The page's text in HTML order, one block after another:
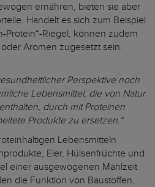
ernähren, bieten sie aber
Handelt es sich zum Beispiel
Protein“-Riegel, können zudem
Aromen zugesetzt sein.
Perspektive noch
Lebensmittel, die von Natur
durch mit Proteinen
Produkte zu ersetzen.“
Lebensmitteln
Eier, Hülsenfrüchte und
einer ausgewogenen Mahlzeit
die Funktion von Baustoffen,